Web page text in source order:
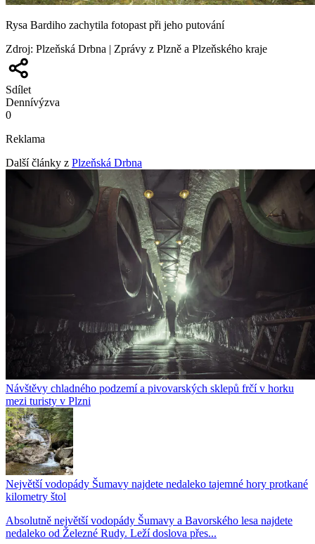
Rysa Bardiho zachytila fotopast při jeho putování
Zdroj: Plzeňská Drbna | Zprávy z Plzně a Plzeňského kraje
Sdílet
Dennívýzva
0
Reklama
Další články z Plzeňská Drbna
Návštěvy chladného podzemí a pivovarských sklepů frčí v horku
mezi turisty v Plzni
Největší vodopády Šumavy najdete nedaleko tajemné hory protkané
kilometry štol
Absolutně největší vodopády Šumavy a Bavorského lesa najdete
nedaleko od Železné Rudy. Leží doslova přes...